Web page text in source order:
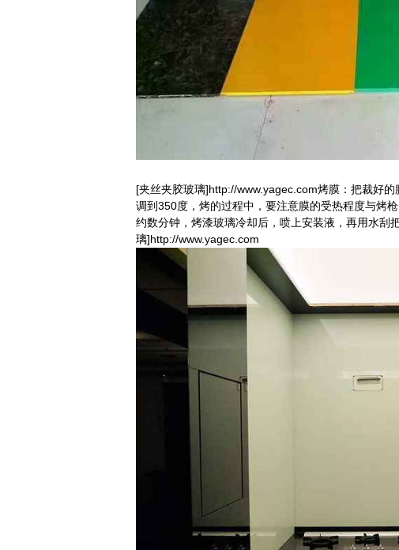
[夹丝夹胶玻璃]http://www.yagec.com烤膜：把裁好
调到350度，烤的过程中，要注意膜的受热程度与烤
约数分钟，烤漆玻璃冷却后，喷上安装液，再用水刮
璃]http://www.yagec.com